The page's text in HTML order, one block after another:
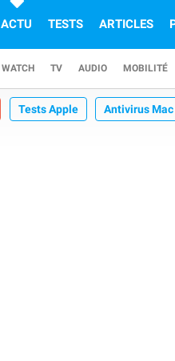
ACTU TESTS ARTICLES
WATCH TV AUDIO MOBILITÉ
Tests Apple Antivirus Mac